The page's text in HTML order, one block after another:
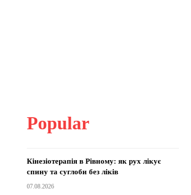
Popular
Кінезіотерапія в Рівному: як рух лікує
спину та суглоби без ліків
07.08.2026